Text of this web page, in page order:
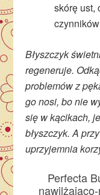
skórę ust,
Błyszczyk
regeneruje.
problemów z
go nosi, bo nie
się w kącikach,
błyszczyk. A
uprzyjemnia
Perfecta